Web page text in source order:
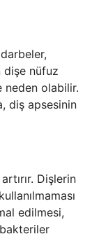
dişe nüfuz
neden olabilir.
diş apsesinin
Dişlerin
edilmesi,